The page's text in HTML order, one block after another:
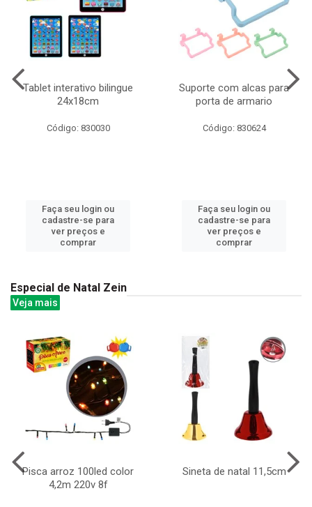
Tablet interativo bilingue
24x18cm
Código: 830030
Faça seu login ou
cadastre-se para
ver preços e
comprar
Suporte com alcas para
porta de armario
Código: 830624
Faça seu login ou
cadastre-se para
ver preços e
comprar
Especial de Natal Zein
Veja mais
Pisca arroz 100led color
4,2m 220v 8f
Sineta de natal 11,5cm